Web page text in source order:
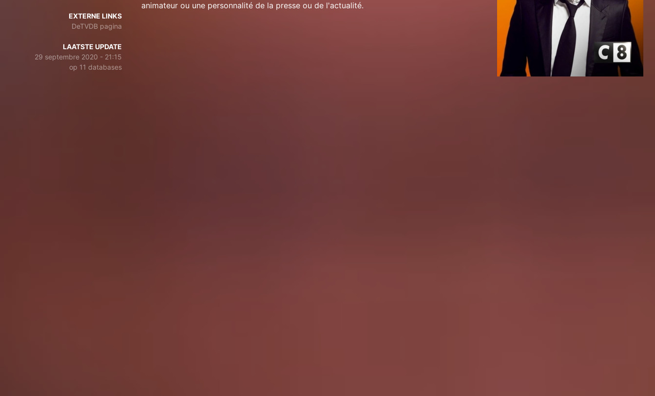
EXTERNE LINKS
DeTVDB pagina
LAATSTE UPDATE
29 septembre 2020 - 21:15
op 11 databases
animateur ou une personnalité de la presse ou de l'actualité.